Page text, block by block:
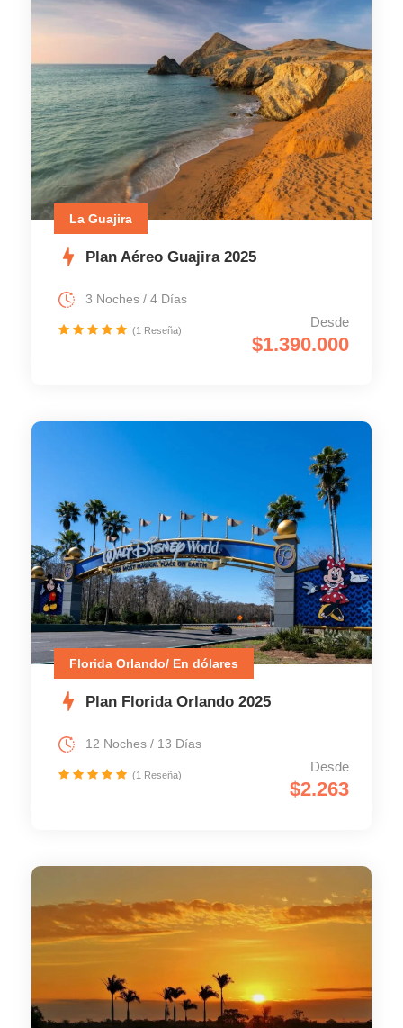
La Guajira
Plan Aéreo Guajira 2025
Desde
$1.390.000
3 Noches / 4 Días
(1 Reseña)
Florida Orlando/ En dólares
Plan Florida Orlando 2025
Desde
$2.263
12 Noches / 13 Días
(1 Reseña)